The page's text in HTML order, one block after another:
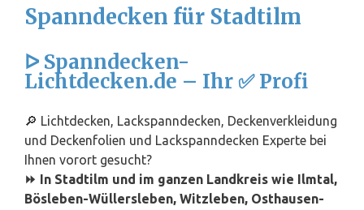
Spanndecken für Stadtilm
ᐅ Spanndecken-
Lichtdecken.de – Ihr ✅ Profi
🔎 Lichtdecken, Lackspanndecken, Deckenverkleidung
und Deckenfolien und Lackspanndecken Experte bei
Ihnen vorort gesucht?
⏩ In Stadtilm und im ganzen Landkreis wie Ilmtal,
Bösleben-Wüllersleben, Witzleben, Osthausen-